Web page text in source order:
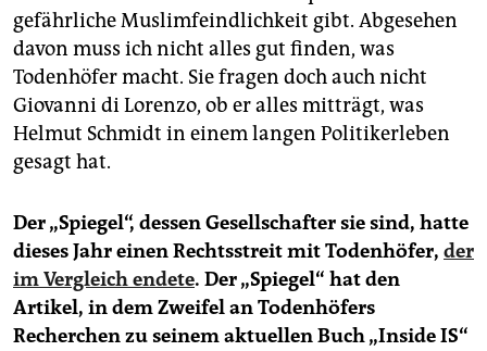
gefährliche Muslimfeindlichkeit gibt. Abgesehen
davon muss ich nicht alles gut finden, was
Todenhöfer macht. Sie fragen doch auch nicht
Giovanni di Lorenzo, ob er alles mitträgt, was
Helmut Schmidt in einem langen Politikerleben
gesagt hat.
Der „Spiegel“, dessen Gesellschafter sie sind, hatte
dieses Jahr einen Rechtsstreit mit Todenhöfer, der
im Vergleich endete. Der „Spiegel“ hat den
Artikel, in dem Zweifel an Todenhöfers
Recherchen zu seinem aktuellen Buch „Inside IS“